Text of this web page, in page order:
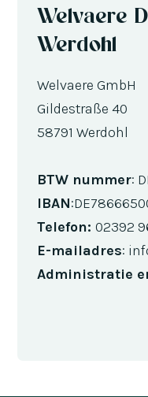
Welvaere
Werdohl
Welvaere GmbH
Gildestraße 40
58791 Werdohl
BTW nummer:
IBAN
Telefon:02392
E-mailadres:
Administratie